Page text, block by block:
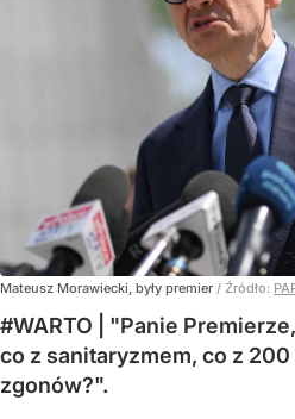
Mateusz Morawiecki, były premier / Źródło:
#WARTO | "Panie
co z sanitaryzmem, co z
zgonów?".